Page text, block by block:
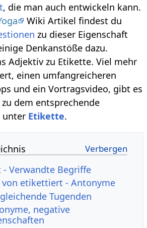
, die man auch entwickeln kann.
Wiki Artikel findest du
zu dieser Eigenschaft
Denkanstöße dazu.
Adjektiv zu Etikette. Viel mehr
einen umfangreicheren
und ein Vortragsvideo, gibt es
dem entsprechende
unter Etikette.
Verwandte Begriffe
von etikettiert - Antonyme
Tugenden
negative